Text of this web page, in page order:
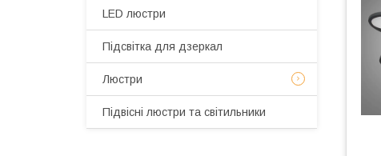
LED люстри
Підсвітка для дзеркал
Люстри
Підвісні люстри та світильники